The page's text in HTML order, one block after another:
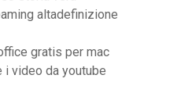
altadefinizione
gratis per mac
video da youtube